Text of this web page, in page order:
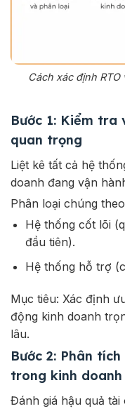
Cách xác định
Bước 1: Kiểm
quan trọng
Liệt kê tất cả hệ
doanh đang vận
Phân loại chúng
Hệ thống cốt lõi
đầu tiên).
Hệ thống hỗ trợ
Mục tiêu: Xác định
động kinh doanh
lâu.
Bước 2: Phân
trong kinh doanh
Đánh giá hậu quả